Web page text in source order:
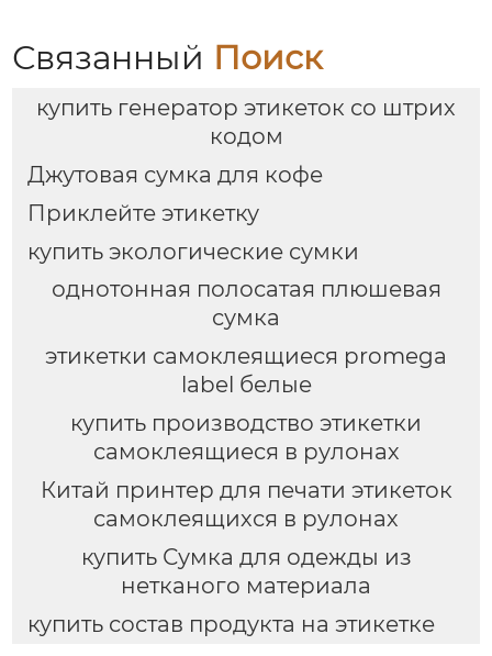
Связанный Поиск
купить генератор этикеток со штрих
кодом
Джутовая сумка для кофе
Приклейте этикетку
купить экологические сумки
однотонная полосатая плюшевая
сумка
этикетки самоклеящиеся promega
label белые
купить производство этикетки
самоклеящиеся в рулонах
Китай принтер для печати этикеток
самоклеящихся в рулонах
купить Сумка для одежды из
нетканого материала
купить состав продукта на этикетке